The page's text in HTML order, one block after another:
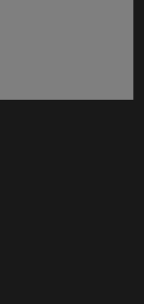
en nueva ventana)
nueva ventana)